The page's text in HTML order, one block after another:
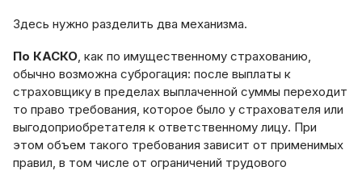
Здесь нужно разделить два механизма.
По КАСКО, как по имущественному страхованию,
обычно возможна суброгация: после выплаты к
страховщику в пределах выплаченной суммы переходит
то право требования, которое было у страхователя или
выгодоприобретателя к ответственному лицу. При
этом объем такого требования зависит от применимых
правил, в том числе от ограничений трудового